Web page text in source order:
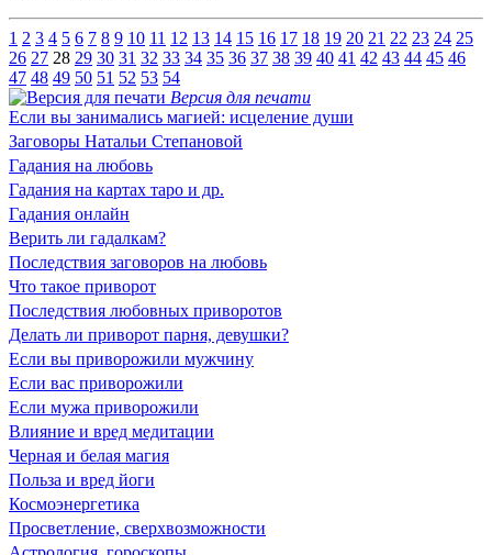
1 2 3 4 5 6 7 8 9 10 11 12 13 14 15 16 17 18 19 20 21 22 23 24 25
26 27 28 29 30 31 32 33 34 35 36 37 38 39 40 41 42 43 44 45 46
47 48 49 50 51 52 53 54
Версия для печати
Если вы занимались магией: исцеление души
Заговоры Натальи Степановой
Гадания на любовь
Гадания на картах таро и др.
Гадания онлайн
Верить ли гадалкам?
Последствия заговоров на любовь
Что такое приворот
Последствия любовных приворотов
Делать ли приворот парня, девушки?
Если вы приворожили мужчину
Если вас приворожили
Если мужа приворожили
Влияние и вред медитации
Черная и белая магия
Польза и вред йоги
Космоэнергетика
Просветление, сверхвозможности